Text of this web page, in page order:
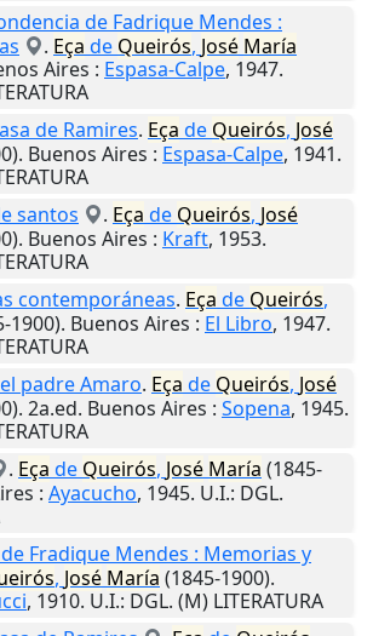
de Fadrique Mendes :
. Eça de Queirós, José María
Aires : Espasa-Calpe, 1947.
de Ramires. Eça de Queirós, José
Buenos Aires : Espasa-Calpe, 1941.
santos
. Eça de Queirós, José
Buenos Aires : Kraft, 1953.
contemporáneas. Eça de Queirós,
1900). Buenos Aires : El Libro, 1947.
padre Amaro. Eça de Queirós, José
2a.ed. Buenos Aires : Sopena, 1945.
. Eça de Queirós, José María (1845-
: Ayacucho, 1945. U.I.: DGL.
Fradique Mendes : Memorias y
, José María (1845-1900).
, 1910. U.I.: DGL. (M) LITERATURA